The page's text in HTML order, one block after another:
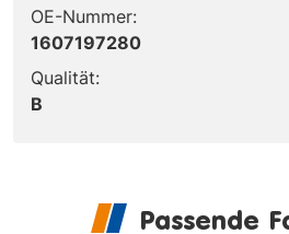
OE-Nummer:
1607197280
Qualität:
B
Passende